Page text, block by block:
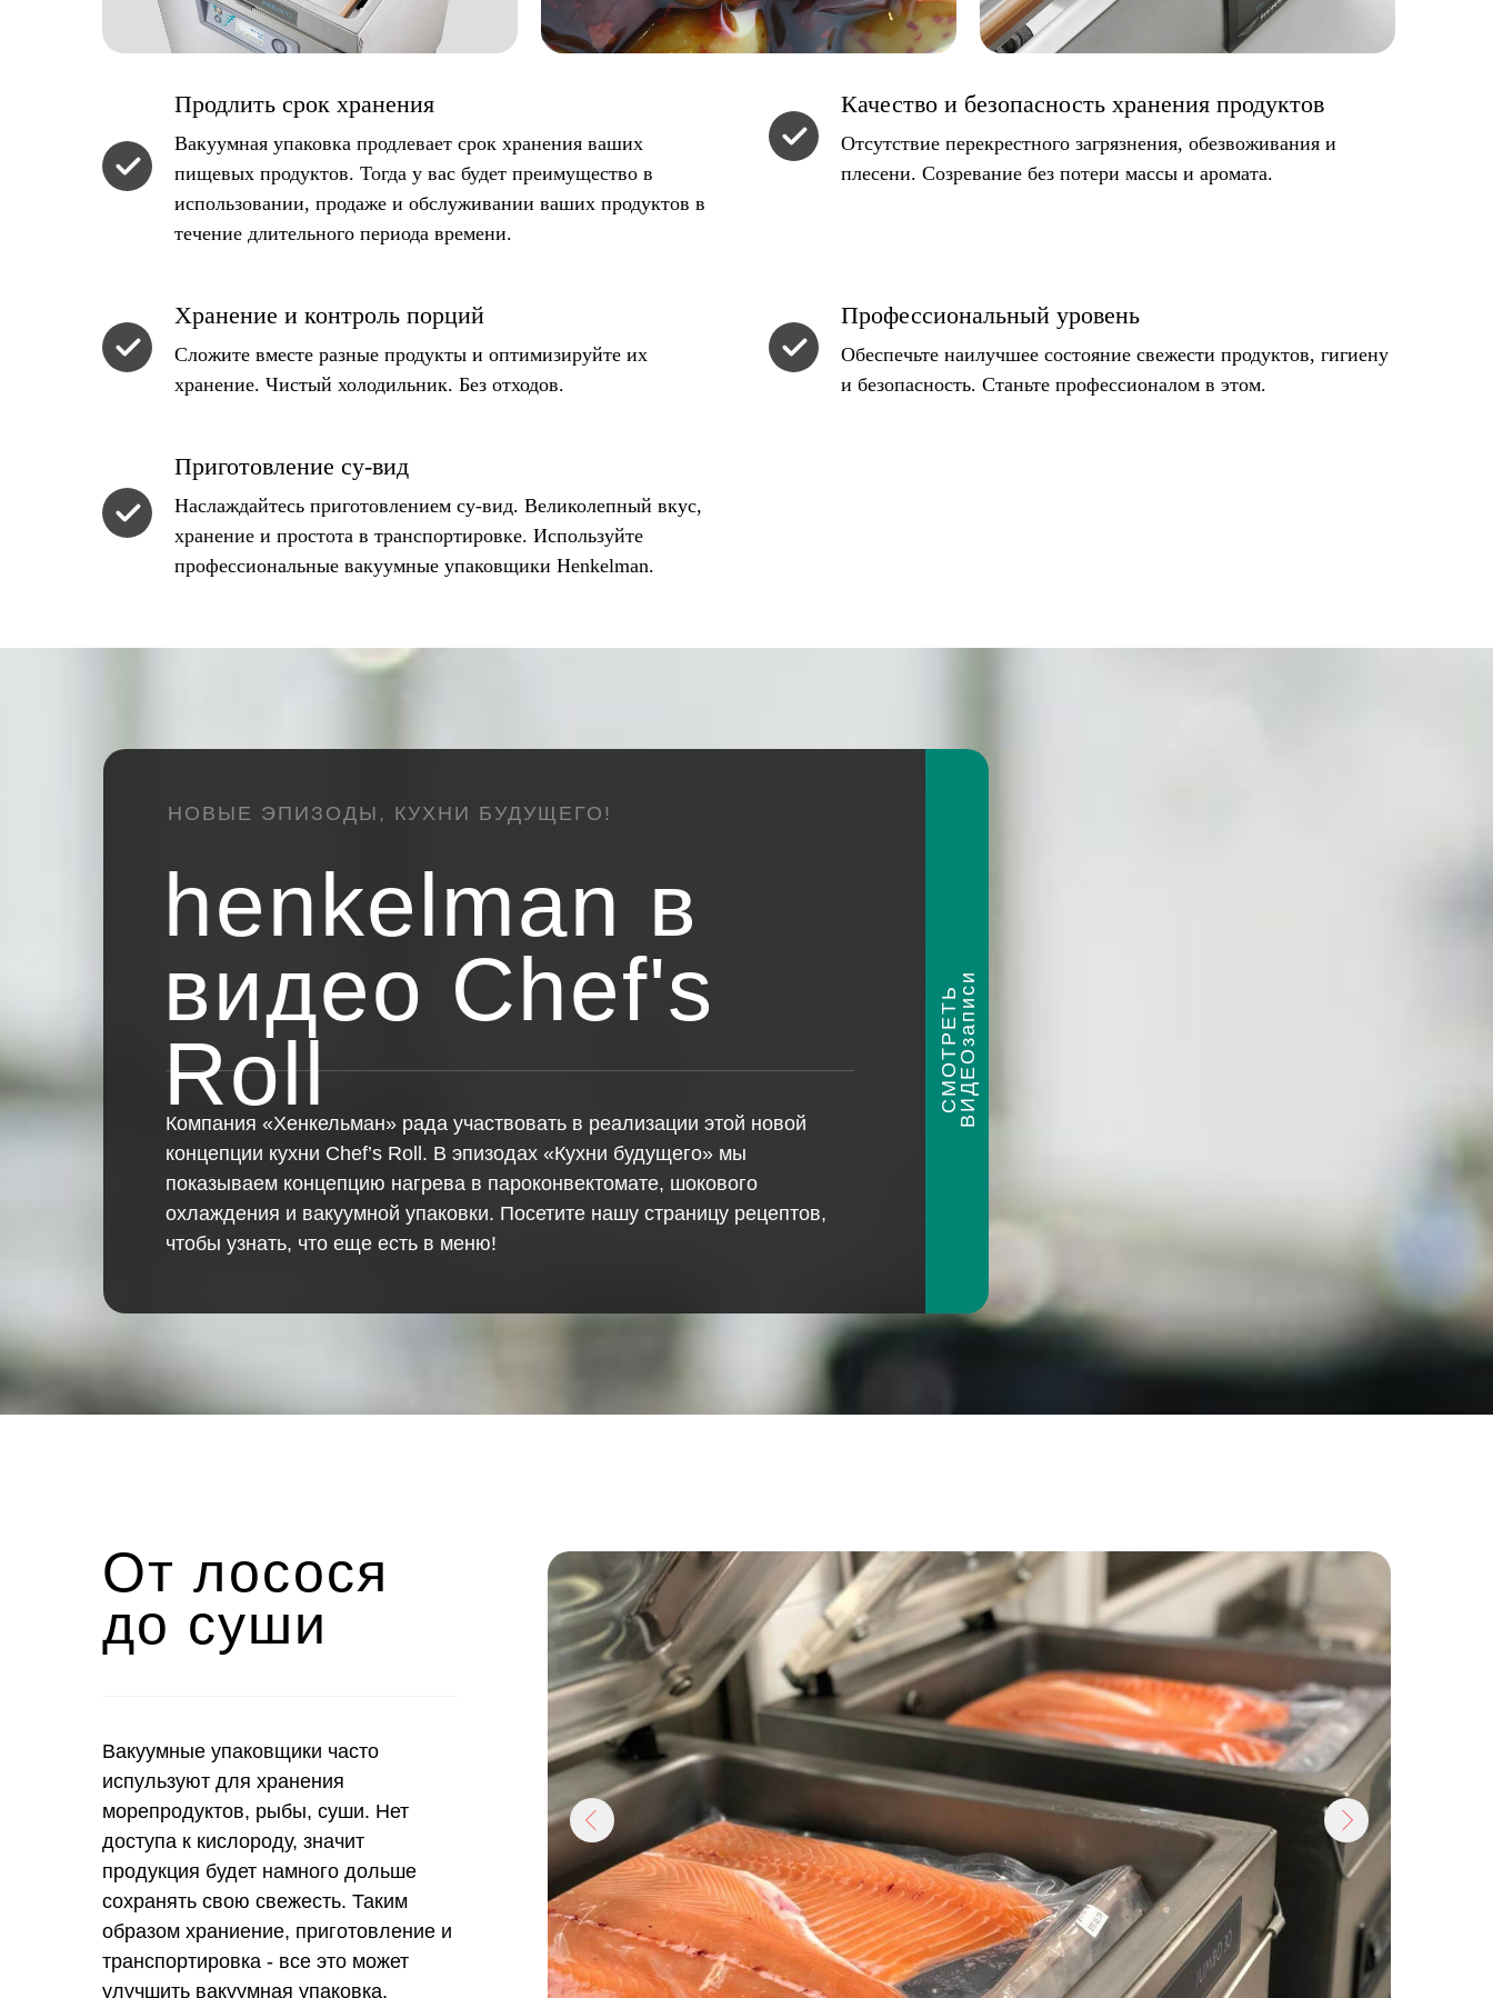
Продлить срок хранения
Вакуумная упаковка продлевает срок хранения ваших
пищевых продуктов. Тогда у вас будет преимущество в
использовании, продаже и обслуживании ваших продуктов в
течение длительного периода времени.
Качество и безопасность хранения продуктов
Отсутствие перекрестного загрязнения, обезвоживания и
плесени. Созревание без потери массы и аромата.
Хранение и контроль порций
Сложите вместе разные продукты и оптимизируйте их
хранение. Чистый холодильник. Без отходов.
Профессиональный уровень
Обеспечьте наилучшее состояние свежести продуктов, гигиену
и безопасность. Станьте профессионалом в этом.
Приготовление су-вид
Наслаждайтесь приготовлением су-вид. Великолепный вкус,
хранение и простота в транспортировке. Используйте
профессиональные вакуумные упаковщики Henkelman.
henkelman в
видео Chef's
Roll
Компания «Хенкельман» рада участвовать в реализации этой новой
концепции кухни Chef’s Roll. В эпизодах «Кухни будущего» мы
показываем концепцию нагрева в пароконвектомате, шокового
охлаждения и вакуумной упаковки. Посетите нашу страницу рецептов,
чтобы узнать, что еще есть в меню!
НОВЫЕ ЭПИЗОДЫ, КУХНИ БУДУЩЕГО!
С
М
О
Т
Р
Е
Т
Ь
В
И
Д
Е
О
з
а
п
и
си
От лосося
до суши
Вакуумные упаковщики часто
испульзуют для хранения
морепродуктов, рыбы, суши. Нет
доступа к кислороду, значит
продукция будет намного дольше
сохранять свою свежесть. Таким
образом храниение, приготовление и
транспортировка - все это может
улучшить вакуумная упаковка.